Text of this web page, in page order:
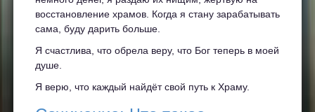
восстановление храмов. Когда я стану зарабатывать
сама, буду дарить больше.
Я счастлива, что обрела веру, что Бог теперь в моей
душе.
Я верю, что каждый найдёт свой путь к Храму.